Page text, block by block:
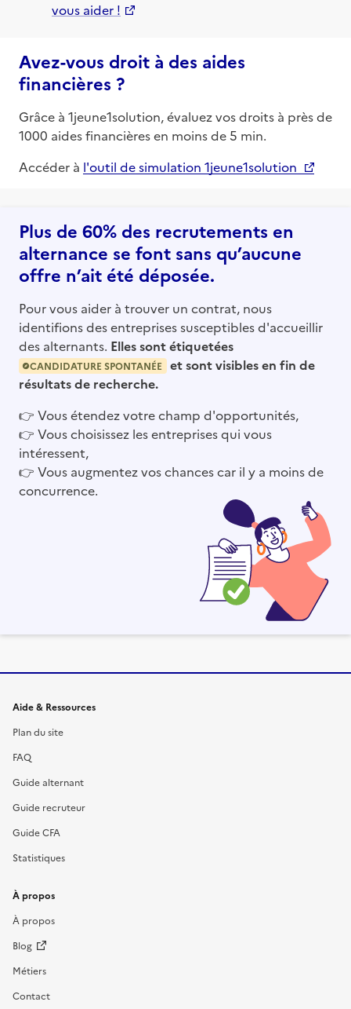
vous aider !
Avez-vous droit à des aides
financières ?
Grâce à 1jeune1solution, évaluez vos droits à près de
1000 aides financières en moins de 5 min.
Accéder à l'outil de simulation 1jeune1solution
Plus de 60% des recrutements en
alternance se font sans qu’aucune
offre n’ait été déposée.
Pour vous aider à trouver un contrat, nous
identifions des entreprises susceptibles d'accueillir
des alternants. Elles sont étiquetées
CANDIDATURE SPONTANÉE
et sont visibles en fin de
résultats de recherche.
👉 Vous étendez votre champ d'opportunités,
👉 Vous choisissez les entreprises qui vous
intéressent,
👉 Vous augmentez vos chances car il y a moins de
concurrence.
Informations et liens du site
Aide & Ressources
Plan du site
FAQ
Guide alternant
Guide recruteur
Guide CFA
Statistiques
À propos
À propos
Blog
Métiers
Contact